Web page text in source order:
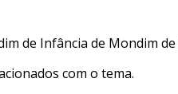
de Infância de Mondim
com o tema.